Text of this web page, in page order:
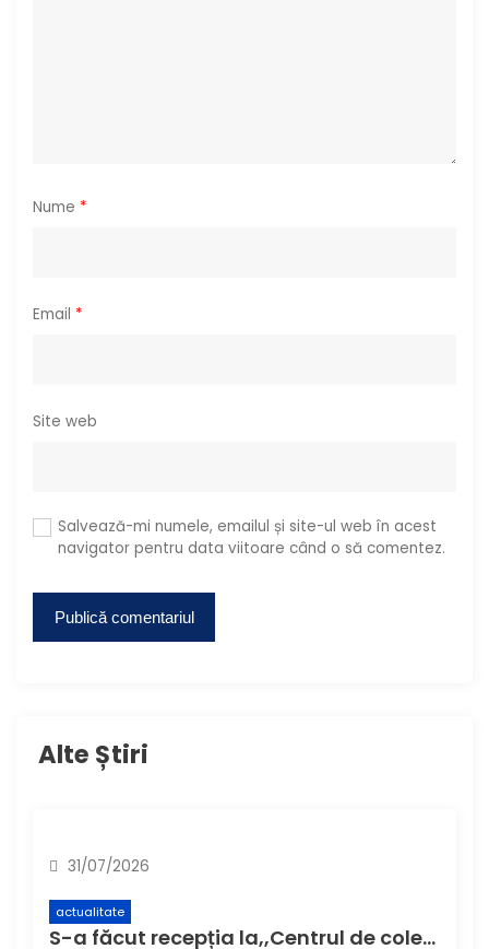
e
Nume *
Email *
Site web
Salvează-mi numele, emailul și site-ul web în acest
navigator pentru data viitoare când o să comentez.
Alte Știri
31/07/2026
actualitate
S-a făcut recepția la,,Centrul de colectare cu aport voluntar” (CAV), unde buzoienii pot aduce deșeuri care nu încap în pubela de acasă